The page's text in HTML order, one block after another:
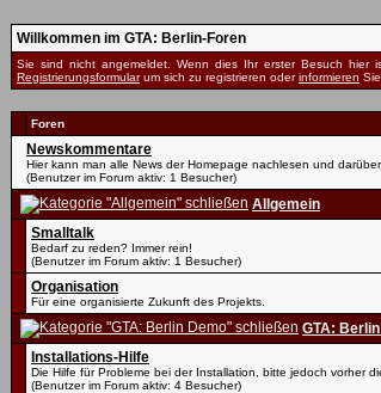
Willkommen im GTA: Berlin-Foren
Sie sind nicht angemeldet. Wenn dies Ihr erster Besuch hier
Registrierungsformularum sich zu registrieren oderinformieren
Foren
Newskommentare
Hier kann man alle News der Homepage nachlesen und darüber
(Benutzer im Forum aktiv: 1 Besucher)
Allgemein
Smalltalk
Bedarf zu reden? Immer rein!
(Benutzer im Forum aktiv: 1 Besucher)
Organisation
Für eine organisierte Zukunft des Projekts.
GTA:
Installations-Hilfe
Die Hilfe für Probleme bei der Installation, bitte jedoch vorher
(Benutzer im Forum aktiv: 4 Besucher)